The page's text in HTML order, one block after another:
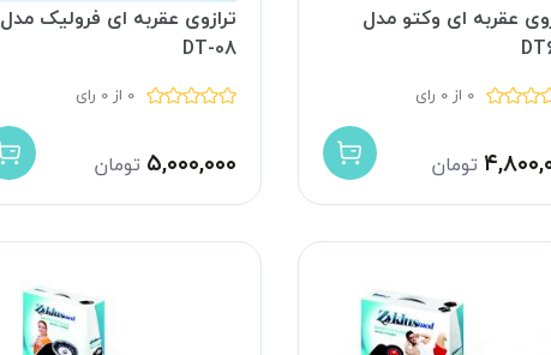
عقربه ای وکتو مدل
0 از 0 رای
تومان
ترازوی عقربه ای فرولیک مدل
DT-08
0 از 0 رای
۵,۰۰۰,۰۰۰ تومان